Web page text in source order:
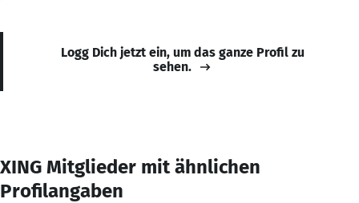
Logg Dich jetzt ein, um das ganze Profil zu
sehen.
XING Mitglieder mit ähnlichen
Profilangaben